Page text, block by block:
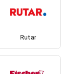
Rutar